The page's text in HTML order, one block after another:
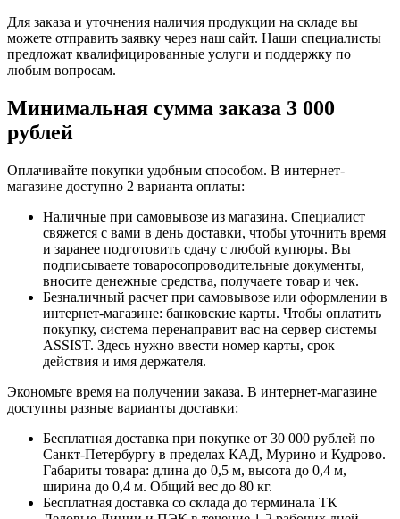
Для заказа и уточнения наличия продукции на складе вы
можете отправить заявку через наш сайт. Наши специалисты
предложат квалифицированные услуги и поддержку по
любым вопросам.
Минимальная сумма заказа 3 000
рублей
Оплачивайте покупки удобным способом. В интернет-
магазине доступно 2 варианта оплаты:
Наличные при самовывозе из магазина. Специалист
свяжется с вами в день доставки, чтобы уточнить время
и заранее подготовить сдачу с любой купюры. Вы
подписываете товаросопроводительные документы,
вносите денежные средства, получаете товар и чек.
Безналичный расчет при самовывозе или оформлении в
интернет-магазине: банковские карты. Чтобы оплатить
покупку, система перенаправит вас на сервер системы
ASSIST. Здесь нужно ввести номер карты, срок
действия и имя держателя.
Экономьте время на получении заказа. В интернет-магазине
доступны разные варианты доставки:
Бесплатная доставка при покупке от 30 000 рублей по
Санкт-Петербургу в пределах КАД, Мурино и Кудрово.
Габариты товара: длина до 0,5 м, высота до 0,4 м,
ширина до 0,4 м. Общий вес до 80 кг.
Бесплатная доставка со склада до терминала ТК